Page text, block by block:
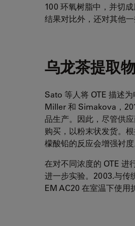
100 环氧树脂中，并切
结果对比外，还对其他
乌龙茶提取物
Sato 等人将 OTE 描述
Miller 和 Simakova，
品生产。因此，尽管供
购买，以粉末状发货。
檬酸铅的反应会增强衬度
在对不同浓度的 OTE 进
进一步实验。2003.与传
EM AC20 在室温下使用